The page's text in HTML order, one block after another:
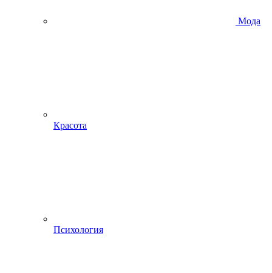
Мода
Красота
Психология